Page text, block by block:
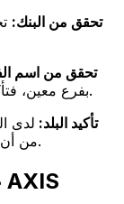
تحقق من البنك:
تحقق من اسم
بفرع معين، فتأكد من أن هذا الفرع يطابق فرع المستلم.
تأكيد البلد: لدى
من أن رمز سويفت يتوافق مع بلد البنك الوجهة.